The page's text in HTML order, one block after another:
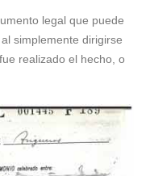
legal que puede
simplemente dirigirse
realizado el hecho, o